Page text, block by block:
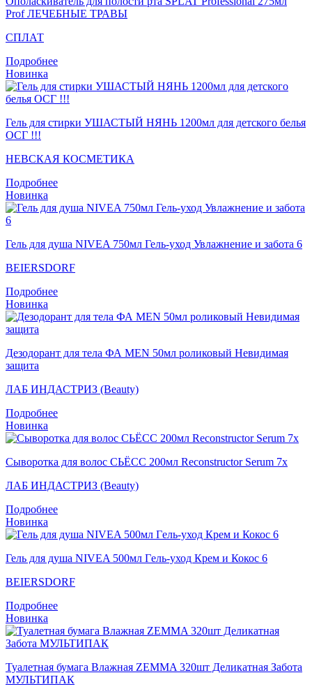
Prof ЛЕЧЕБНЫЕ ТРАВЫ
СПЛАТ
Подробнее
Новинка
Гель для стирки УШАСТЫЙ НЯНЬ 1200мл для детского белья
ОСГ !!!
НЕВСКАЯ КОСМЕТИКА
Подробнее
Новинка
Гель для душа NIVEA 750мл Гель-уход Увлажнение и забота 6
BEIERSDORF
Подробнее
Новинка
Дезодорант для тела ФА MEN 50мл роликовый Невидимая
защита
ЛАБ ИНДАСТРИЗ (Beauty)
Подробнее
Новинка
Сыворотка для волос СЬЁСС 200мл Reconstructor Serum 7x
ЛАБ ИНДАСТРИЗ (Beauty)
Подробнее
Новинка
Гель для душа NIVEA 500мл Гeль-уход Крем и Кокос 6
BEIERSDORF
Подробнее
Новинка
Туалетная бумага Влажная ZEMMA 320шт Деликатная Забота
МУЛЬТИПАК